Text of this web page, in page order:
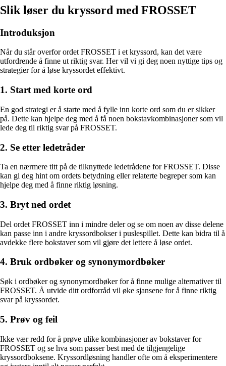
Slik løser du kryssord med FROSSET
Introduksjon
Når du står overfor ordet FROSSET i et kryssord, kan det være
utfordrende å finne ut riktig svar. Her vil vi gi deg noen nyttige tips og
strategier for å løse kryssordet effektivt.
1. Start med korte ord
En god strategi er å starte med å fylle inn korte ord som du er sikker
på. Dette kan hjelpe deg med å få noen bokstavkombinasjoner som vil
lede deg til riktig svar på FROSSET.
2. Se etter ledetråder
Ta en nærmere titt på de tilknyttede ledetrådene for FROSSET. Disse
kan gi deg hint om ordets betydning eller relaterte begreper som kan
hjelpe deg med å finne riktig løsning.
3. Bryt ned ordet
Del ordet FROSSET inn i mindre deler og se om noen av disse delene
kan passe inn i andre kryssordbokser i puslespillet. Dette kan bidra til å
avdekke flere bokstaver som vil gjøre det lettere å løse ordet.
4. Bruk ordbøker og synonymordbøker
Søk i ordbøker og synonymordbøker for å finne mulige alternativer til
FROSSET. Å utvide ditt ordforråd vil øke sjansene for å finne riktig
svar på kryssordet.
5. Prøv og feil
Ikke vær redd for å prøve ulike kombinasjoner av bokstaver for
FROSSET og se hva som passer best med de tilgjengelige
kryssordboksene. Kryssordløsning handler ofte om å eksperimentere